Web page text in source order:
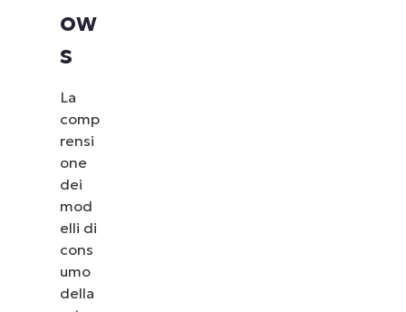
ow
s
La
comp
rensi
one
dei
mod
elli di
cons
umo
della